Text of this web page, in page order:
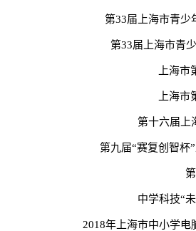
第33届上海市青少
第33届上海市青
上海
上海
第十六届上
第九届“赛复创智杯
中学科技“
2018年上海市中小学